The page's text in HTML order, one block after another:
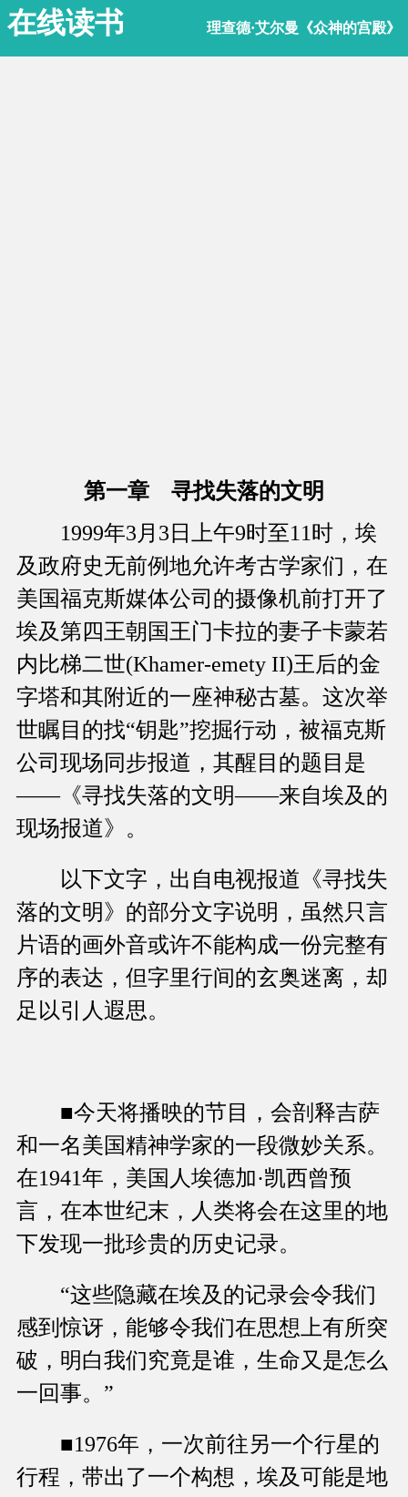
在线读书 理查德·艾尔曼《众神的宫殿》
第一章 寻找失落的文明
1999年3月3日上午9时至11时，埃
及政府史无前例地允许考古学家们，在
美国福克斯媒体公司的摄像机前打开了
埃及第四王朝国王门卡拉的妻子卡蒙若
内比梯二世(Khamer-emety II)王后的金
字塔和其附近的一座神秘古墓。这次举
世瞩目的找“钥匙”挖掘行动，被福克斯
公司现场同步报道，其醒目的题目是
——《寻找失落的文明——来自埃及的
现场报道》。
以下文字，出自电视报道《寻找失
落的文明》的部分文字说明，虽然只言
片语的画外音或许不能构成一份完整有
序的表达，但字里行间的玄奥迷离，却
足以引人遐思。
■今天将播映的节目，会剖释吉萨
和一名美国精神学家的一段微妙关系。
在1941年，美国人埃德加·凯西曾预
言，在本世纪末，人类将会在这里的地
下发现一批珍贵的历史记录。
“这些隐藏在埃及的记录会令我们
感到惊讶，能够令我们在思想上有所突
破，明白我们究竟是谁，生命又是怎么
一回事。”
■1976年，一次前往另一个行星的
行程，带出了一个构想，埃及可能是地